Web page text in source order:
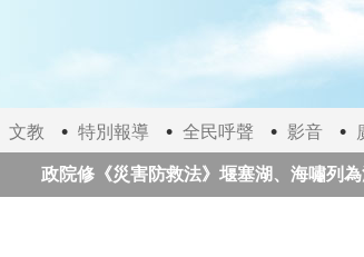
文教 特別報導 全民呼聲 影音
政院修《災害防救法》堰塞湖、海嘯列為法定